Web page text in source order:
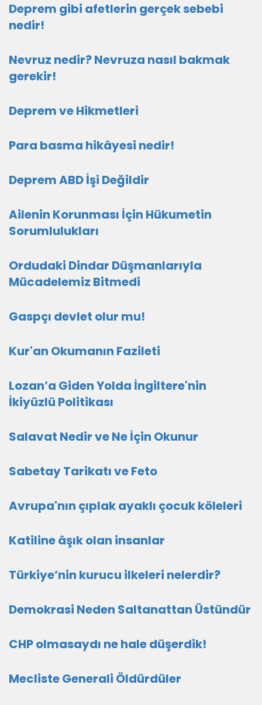
Deprem gibi afetlerin gerçek sebebi
nedir!
Nevruz nedir? Nevruza nasıl bakmak
gerekir!
Deprem ve Hikmetleri
Para basma hikâyesi nedir!
Deprem ABD İşi Değildir
Ailenin Korunması İçin Hükumetin
Sorumlulukları
Ordudaki Dindar Düşmanlarıyla
Mücadelemiz Bitmedi
Gaspçı devlet olur mu!
Kur'an Okumanın Fazileti
Lozan’a Giden Yolda İngiltere'nin
İkiyüzlü Politikası
Salavat Nedir ve Ne İçin Okunur
Sabetay Tarikatı ve Feto
Avrupa'nın çıplak ayaklı çocuk köleleri
Katiline âşık olan insanlar
Türkiye’nin kurucu ilkeleri nelerdir?
Demokrasi Neden Saltanattan Üstündür
CHP olmasaydı ne hale düşerdik!
Mecliste Generali Öldürdüler